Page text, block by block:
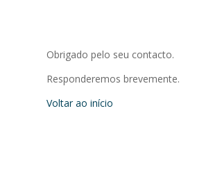
Obrigado pelo seu contacto.
Responderemos brevemente.
Voltar ao início